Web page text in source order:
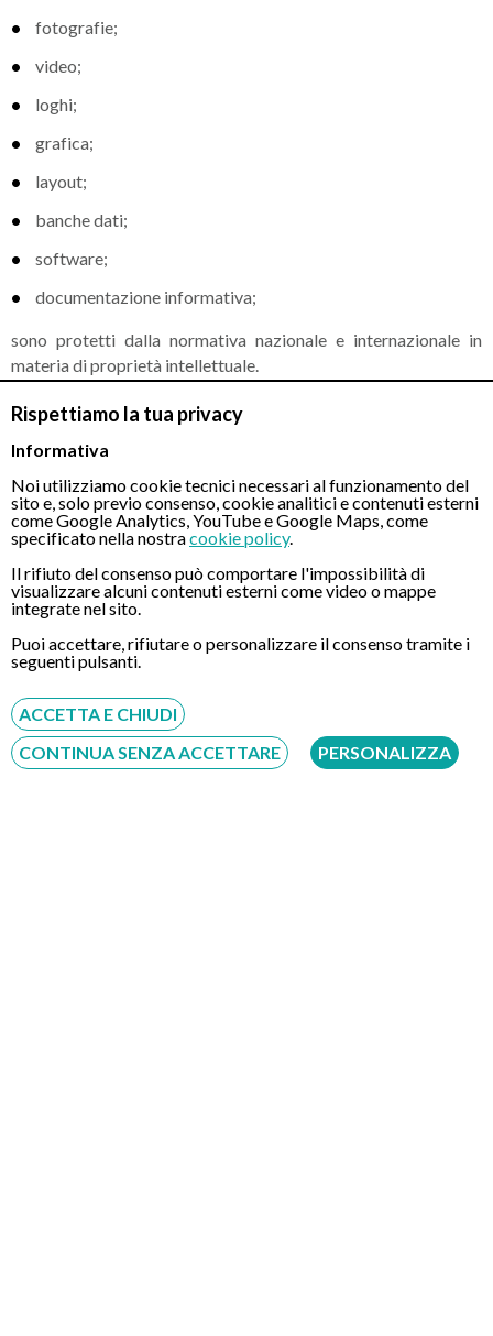
Rispettiamo la tua privacy
Informativa
Noi utilizziamo cookie tecnici necessari al funzionamento del
sito e, solo previo consenso, cookie analitici e contenuti esterni
come Google Analytics, YouTube e Google Maps, come
specificato nella nostracookie policy.
Il rifiuto del consenso può comportare l'impossibilità di
visualizzare alcuni contenuti esterni come video o mappe
integrate nel sito.
Puoi accettare, rifiutare o personalizzare il consenso tramite i
seguenti pulsanti.
ACCETTA E CHIUDI
CONTINUA SENZA ACCETTARE
PERSONALIZZA
fotografie;
video;
loghi;
grafica;
layout;
banche dati;
software;
documentazione informativa;
sono protetti dalla normativa nazionale e internazionale in
materia di proprietà intellettuale.
Salvo diversa indicazione, tali contenuti appartengono a Rabis
S.r.l. o ai rispettivi titolari dei diritti.
pubblicazione o utilizzo dei contenuti senza preventiva
autorizzazione scritta.
5. Marchi e Segni Distintivi utilizzati su
Lacolonscopia.it
Il nome "Lacolonscopia.it", il relativo logo e gli altri segni
distintivi utilizzati sul sito costituiscono elementi identificativi
dell'attività svolta da Rabis S.r.l.
È vietato qualsiasi utilizzo non autorizzato che possa generare
confusione, associazione indebita o sfruttamento della